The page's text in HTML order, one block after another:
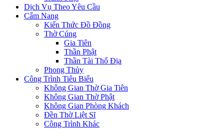
Dịch Vụ Theo Yêu Cầu
Cẩm Nang
Kiến Thức Đồ Đồng
Thờ Cúng
Gia Tiên
Thần Phật
Thần Tài Thổ Địa
Phong Thủy
Công Trình Tiêu Biểu
Không Gian Thờ Gia Tiên
Không Gian Thờ Phật
Không Gian Phòng Khách
Đền Thờ Liệt Sĩ
Công Trình Khác